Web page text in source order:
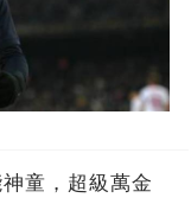
童，超級萬金